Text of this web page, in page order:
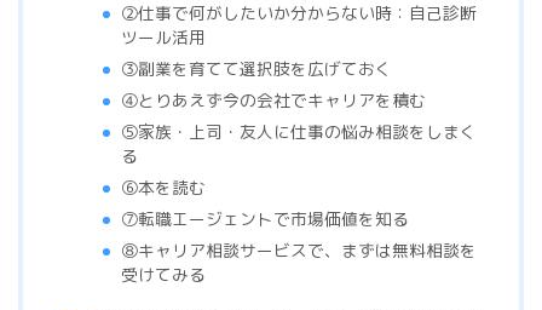
②仕事で何がしたいか分からない時：自己診断
ツール活用
③副業を育てて選択肢を広げておく
④とりあえず今の会社でキャリアを積む
⑤家族・上司・友人に仕事の悩み相談をしまく
る
⑥本を読む
⑦転職エージェントで市場価値を知る
⑧キャリア相談サービスで、まずは無料相談を
受けてみる